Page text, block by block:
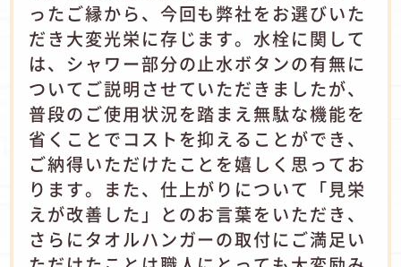
ったご縁から、今回も弊社をお選びいた
だき大変光栄に存じます。水栓に関して
は、シャワー部分の止水ボタンの有無に
ついてご説明させていただきましたが、
普段のご使用状況を踏まえ無駄な機能を
省くことでコストを抑えることができ、
ご納得いただけたことを嬉しく思ってお
ります。また、仕上がりについて「見栄
えが改善した」とのお言葉をいただき、
さらにタオルハンガーの取付にご満足い